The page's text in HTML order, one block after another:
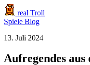
real Troll
Spiele Blog
13. Juli 2024
Aufregendes